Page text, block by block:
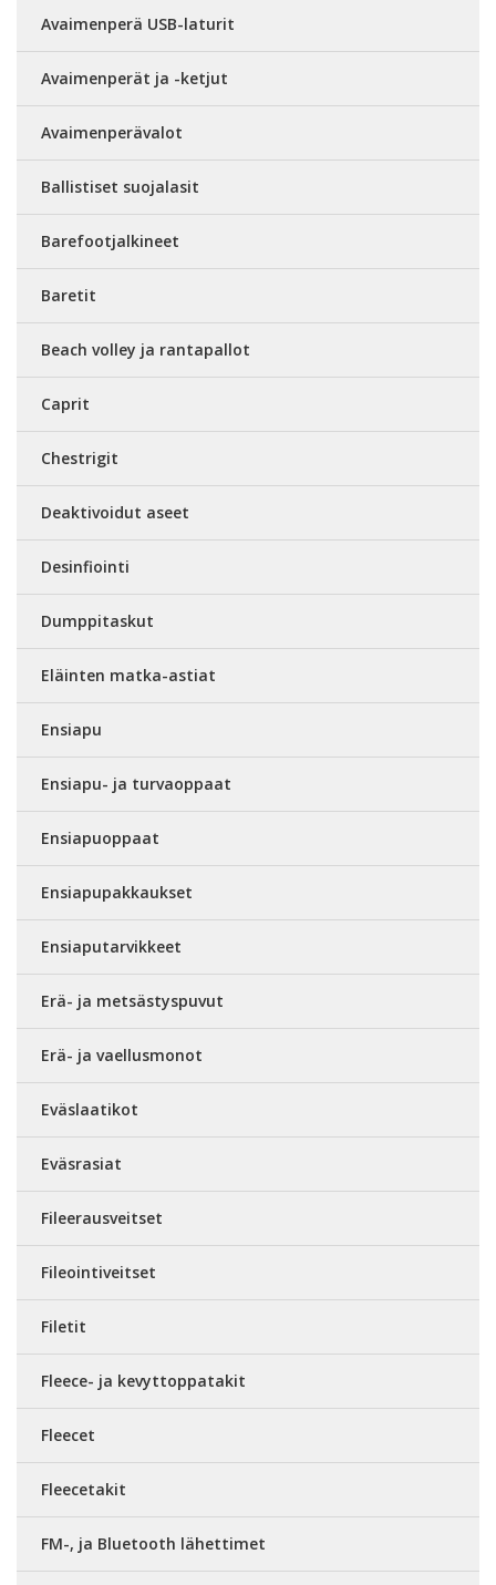
Avaimenperä USB-laturit
Avaimenperät ja -ketjut
Avaimenperävalot
Ballistiset suojalasit
Barefootjalkineet
Baretit
Beach volley ja rantapallot
Caprit
Chestrigit
Deaktivoidut aseet
Desinfiointi
Dumppitaskut
Eläinten matka-astiat
Ensiapu
Ensiapu- ja turvaoppaat
Ensiapuoppaat
Ensiapupakkaukset
Ensiaputarvikkeet
Erä- ja metsästyspuvut
Erä- ja vaellusmonot
Eväslaatikot
Eväsrasiat
Fileerausveitset
Fileointiveitset
Filetit
Fleece- ja kevyttoppatakit
Fleecet
Fleecetakit
FM-, ja Bluetooth lähettimet